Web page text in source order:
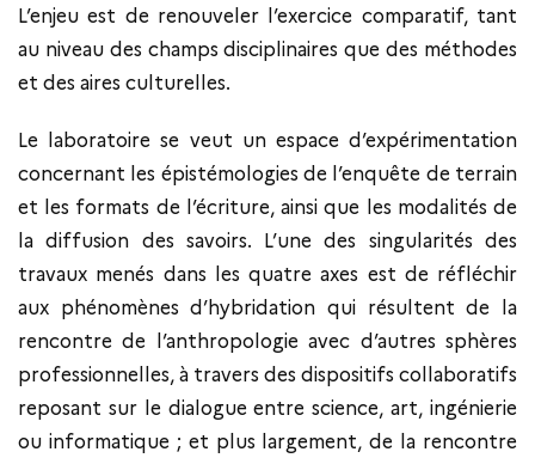
L’enjeu est de renouveler l’exercice comparatif, tant
au niveau des champs disciplinaires que des méthodes
et des aires culturelles.
Le laboratoire se veut un espace d’expérimentation
concernant les épistémologies de l’enquête de terrain
et les formats de l’écriture, ainsi que les modalités de
la diffusion des savoirs. L’une des singularités des
travaux menés dans les quatre axes est de réfléchir
aux phénomènes d’hybridation qui résultent de la
rencontre de l’anthropologie avec d’autres sphères
professionnelles, à travers des dispositifs collaboratifs
reposant sur le dialogue entre science, art, ingénierie
ou informatique ; et plus largement, de la rencontre